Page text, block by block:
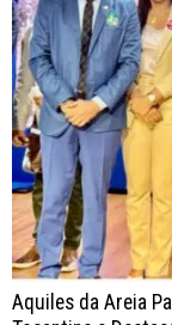
Aquiles da Areia